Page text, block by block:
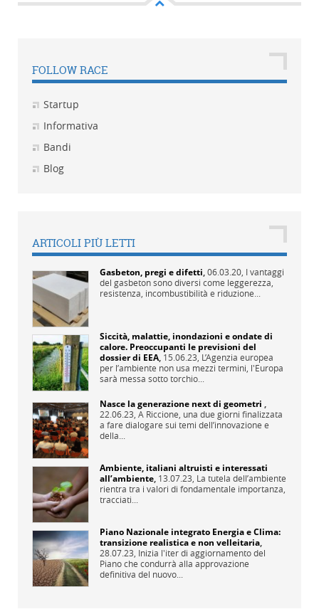
FOLLOW RACE
Startup
Informativa
Bandi
Blog
ARTICOLI PIÙ LETTI
Gasbeton, pregi e difetti,06.03.20, I vantaggi
del gasbeton sono diversi come leggerezza,
resistenza, incombustibilità e riduzione...
Siccità, malattie, inondazioni e ondate di
calore. Preoccupanti le previsioni del
dossier di EEA, 15.06.23, L’Agenzia europea
per l’ambiente non usa mezzi termini, l'Europa
sarà messa sotto torchio...
Nasce la generazione next di geometri ,
22.06.23, A Riccione, una due giorni finalizzata
a fare dialogare sui temi dell’innovazione e
della...
Ambiente, italiani altruisti e interessati
all’ambiente, 13.07.23, La tutela dell’ambiente
rientra tra i valori di fondamentale importanza,
tracciati...
Piano Nazionale integrato Energia e Clima:
transizione realistica e non velleitaria,
28.07.23, Inizia l'iter di aggiornamento del
Piano che condurrà alla approvazione
definitiva del nuovo...